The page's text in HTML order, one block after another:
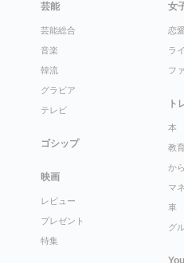
芸能
芸能総合
音楽
韓流
グラビア
テレビ
ゴシップ
映画
レビュー
プレゼント
特集
女
恋
ラ
フ
ト
本
教
か
マ
車
グ